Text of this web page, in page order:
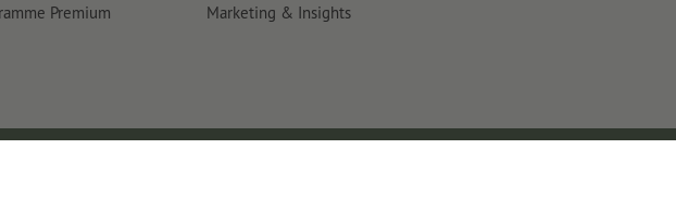
Premium
Marketing & Insights